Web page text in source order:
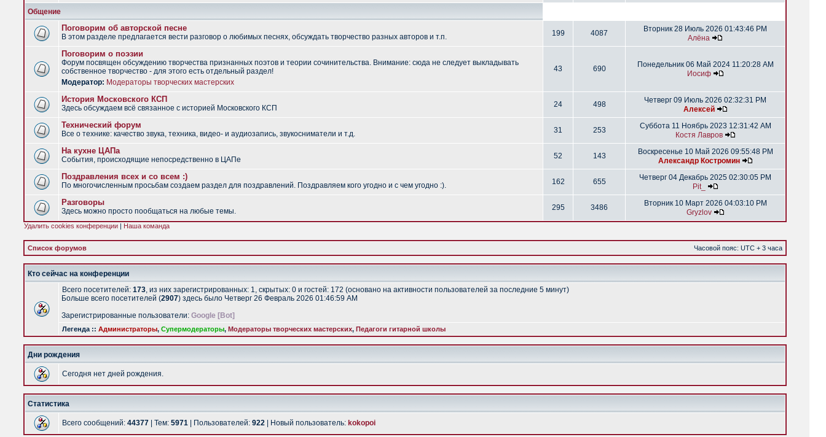
Общение
Поговорим об авторской песне
В этом разделе предлагается вести разговор о любимых песнях, обсуждать творчество разных авторов и т.п. 199 4087
Вторник 28 Июль 2026 01:43:46 PM
Алёна
Поговорим о поэзии
Форум посвящен обсуждению творчества признанных поэтов и теории сочинительства. Внимание: сюда не следует выкладывать
собственное творчество - для этого есть отдельный раздел!
Модератор: Модераторы творческих мастерских
43 690
Понедельник 06 Май 2024 11:20:28 AM
Иосиф
История Московского КСП
Здесь обсуждаем всё связанное с историей Московского КСП 24 498
Четверг 09 Июль 2026 02:32:31 PM
Алексей
Технический форум
Все о технике: качество звука, техника, видео- и аудиозапись, звукосниматели и т.д. 31 253
Суббота 11 Ноябрь 2023 12:31:42 AM
Костя Лавров
На кухне ЦАПа
События, происходящие непосредственно в ЦАПе 52 143
Воскресенье 10 Май 2026 09:55:48 PM
Александр Костромин
Поздравления всех и со всем :)
По многочисленным просьбам создаем раздел для поздравлений. Поздравляем кого угодно и с чем угодно :). 162 655
Четверг 04 Декабрь 2025 02:30:05 PM
Pit_
Разговоры
Здесь можно просто пообщаться на любые темы. 295 3486
Вторник 10 Март 2026 04:03:10 PM
Gryzlov
Удалить cookies конференции | Наша команда
Список форумов Часовой пояс: UTC + 3 часа
Кто сейчас на конференции
Всего посетителей: 173, из них зарегистрированных: 1, скрытых: 0 и гостей: 172 (основано на активности пользователей за последние 5 минут)
Больше всего посетителей (2907) здесь было Четверг 26 Февраль 2026 01:46:59 AM
Зарегистрированные пользователи: Google [Bot]
Легенда :: Администраторы, Супермодераторы, Модераторы творческих мастерских, Педагоги гитарной школы
Дни рождения
Сегодня нет дней рождения.
Статистика
Всего сообщений: 44377 | Тем: 5971 | Пользователей: 922 | Новый пользователь: kokopoi